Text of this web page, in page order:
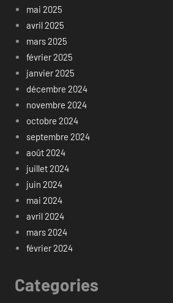
mai 2025
avril 2025
mars 2025
février 2025
janvier 2025
décembre 2024
novembre 2024
octobre 2024
septembre 2024
août 2024
juillet 2024
juin 2024
mai 2024
avril 2024
mars 2024
février 2024
Categories